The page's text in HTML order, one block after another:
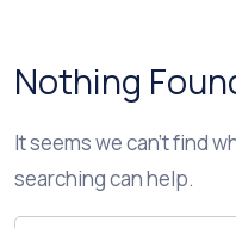
Nothing
It seems we can’t find
searching can help.